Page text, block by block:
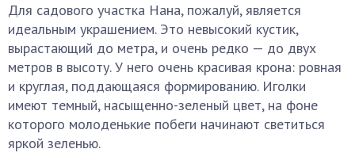
Для садового участка Нана, пожалуй, является
идеальным украшением. Это невысокий кустик,
вырастающий до метра, и очень редко — до двух
метров в высоту. У него очень красивая крона: ровная
и круглая, поддающаяся формированию. Иголки
имеют темный, насыщенно-зеленый цвет, на фоне
которого молоденькие побеги начинают светиться
яркой зеленью.